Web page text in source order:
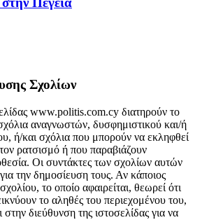
Σχολίων
www.politis.com.cy διατηρούν το
αναγνωστών, δυσφημιστικού και/ή
ή/και σχόλια που μπορούν να εκληφθεί
ρατσισμό ή που παραβιάζουν
Οι συντάκτες των σχολίων αυτών
την δημοσίευση τους. Αν κάποιος
το οποίο αφαιρείται, θεωρεί ότι
το αληθές του περιεχομένου του,
στην διεύθυνση της ιστοσελίδας για να